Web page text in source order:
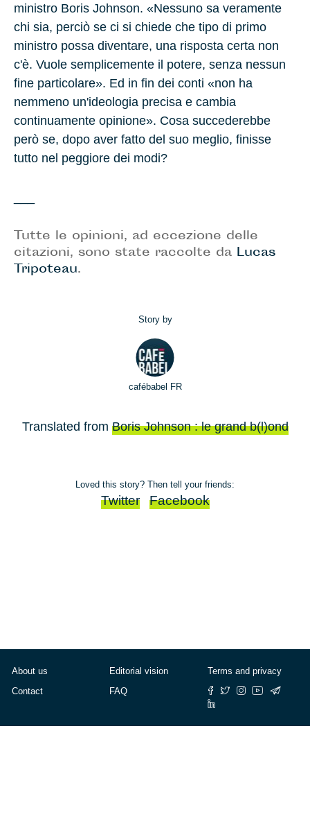
ministro Boris Johnson. «Nessuno sa veramente
chi sia, perciò se ci si chiede che tipo di primo
ministro possa diventare, una risposta certa non
c'è. Vuole semplicemente il potere, senza nessun
fine particolare». Ed in fin dei conti «non ha
nemmeno un'ideologia precisa e cambia
continuamente opinione». Cosa succederebbe
però se, dopo aver fatto del suo meglio, finisse
tutto nel peggiore dei modi?
Tutte le opinioni, ad eccezione delle
citazioni, sono state raccolte da Lucas
Tripoteau.
Story by
cafébabel FR
Translated from Boris Johnson : le grand b(l)ond
Loved this story? Then tell your friends:
Twitter Facebook
About us
Contact
Editorial vision
FAQ
Terms and privacy